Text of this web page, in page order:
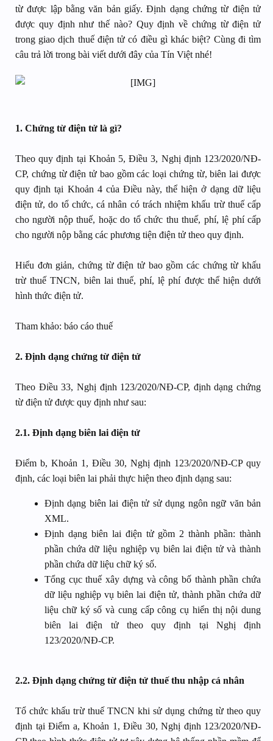
từ được lập bằng văn bản giấy. Định dạng chứng từ điện tử
được quy định như thế nào? Quy định về chứng từ điện tử
trong giao dịch thuế điện tử có điều gì khác biệt? Cùng đi tìm
câu trả lời trong bài viết dưới đây của Tín Việt nhé!
1. Chứng từ điện tử là gì?
Theo quy định tại Khoản 5, Điều 3, Nghị định 123/2020/NĐ-
CP, chứng từ điện tử bao gồm các loại chứng từ, biên lai được
quy định tại Khoản 4 của Điều này, thể hiện ở dạng dữ liệu
điện tử, do tổ chức, cá nhân có trách nhiệm khấu trừ thuế cấp
cho người nộp thuế, hoặc do tổ chức thu thuế, phí, lệ phí cấp
cho người nộp bằng các phương tiện điện tử theo quy định.
Hiểu đơn giản, chứng từ điện tử bao gồm các chứng từ khấu
trừ thuế TNCN, biên lai thuế, phí, lệ phí được thể hiện dưới
hình thức điện tử.
Tham khảo: báo cáo thuế
2. Định dạng chứng từ điện tử
Theo Điều 33, Nghị định 123/2020/NĐ-CP, định dạng chứng
từ điện tử được quy định như sau:
2.1. Định dạng biên lai điện tử
Điểm b, Khoản 1, Điều 30, Nghị định 123/2020/NĐ-CP quy
định, các loại biên lai phải thực hiện theo định dạng sau:
Định dạng biên lai điện tử sử dụng ngôn ngữ văn bản
XML.
Định dạng biên lai điện tử gồm 2 thành phần: thành
phần chứa dữ liệu nghiệp vụ biên lai điện tử và thành
phần chứa dữ liệu chữ ký số.
Tổng cục thuế xây dựng và công bố thành phần chứa
dữ liệu nghiệp vụ biên lai điện tử, thành phần chứa dữ
liệu chữ ký số và cung cấp công cụ hiển thị nội dung
biên lai điện tử theo quy định tại Nghị định
123/2020/NĐ-CP.
2.2. Định dạng chứng từ điện tử thuế thu nhập cá nhân
Tổ chức khấu trừ thuế TNCN khi sử dụng chứng từ theo quy
định tại Điểm a, Khoản 1, Điều 30, Nghị định 123/2020/NĐ-